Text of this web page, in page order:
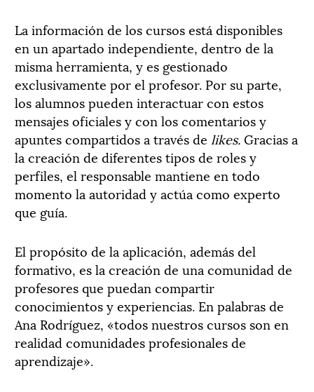
La información de los cursos está disponibles
en un apartado independiente, dentro de la
misma herramienta, y es gestionado
exclusivamente por el profesor. Por su parte,
los alumnos pueden interactuar con estos
mensajes oficiales y con los comentarios y
apuntes compartidos a través de likes.Gracias a
la creación de diferentes tipos de roles y
perfiles, el responsable mantiene en todo
momento la autoridad y actúa como experto
que guía.
El propósito de la aplicación, además del
formativo, es la creación de una comunidad de
profesores que puedan compartir
conocimientos y experiencias. En palabras de
Ana Rodríguez, «todos nuestros cursos son en
realidad comunidades profesionales de
aprendizaje».